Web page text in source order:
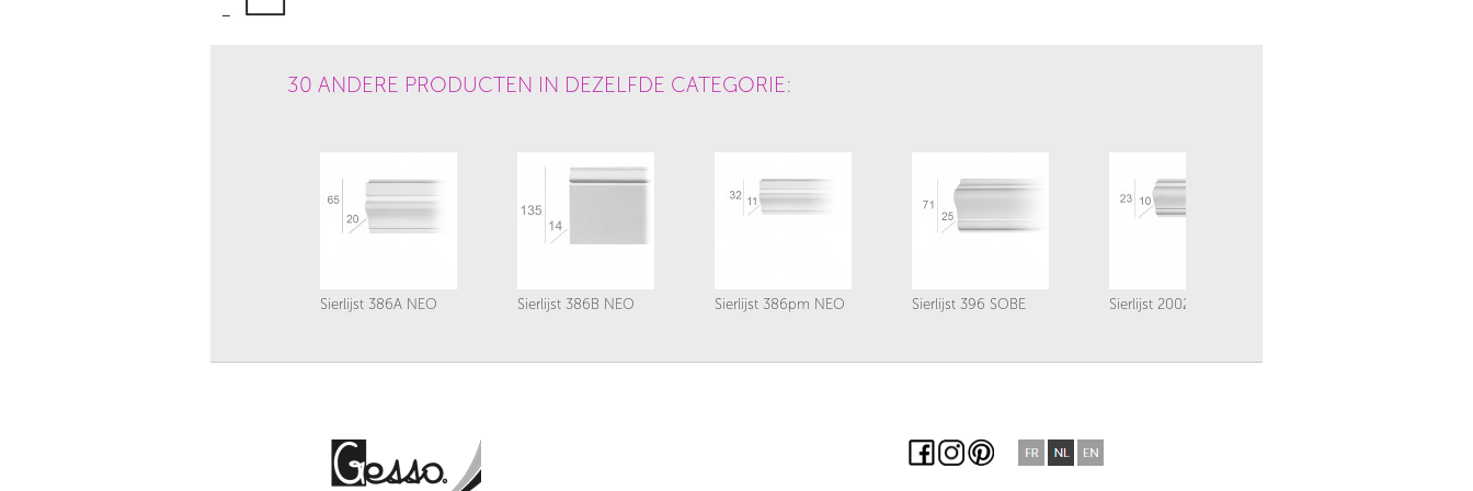
30 ANDERE PRODUCTEN IN DEZELFDE CATEGORIE:
Sierlijst 386A NEO Sierlijst 386B NEO Sierlijst 386pm NEO Sierlijst 396 SOBE Sierlijst 2002 LENS